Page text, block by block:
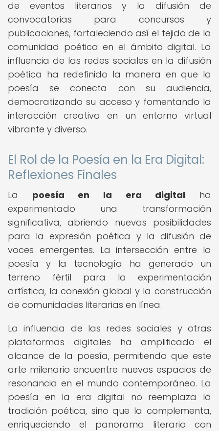
de eventos literarios y la difusión de
convocatorias para concursos y
publicaciones, fortaleciendo así el tejido de la
comunidad poética en el ámbito digital. La
influencia de las redes sociales en la difusión
poética ha redefinido la manera en que la
poesía se conecta con su audiencia,
democratizando su acceso y fomentando la
interacción creativa en un entorno virtual
vibrante y diverso.
El Rol de la Poesía en la Era Digital:
Reflexiones Finales
La poesía en la era digital ha
experimentado una transformación
significativa, abriendo nuevas posibilidades
para la expresión poética y la difusión de
voces emergentes. La intersección entre la
poesía y la tecnología ha generado un
terreno fértil para la experimentación
artística, la conexión global y la construcción
de comunidades literarias en línea.
La influencia de las redes sociales y otras
plataformas digitales ha amplificado el
alcance de la poesía, permitiendo que este
arte milenario encuentre nuevos espacios de
resonancia en el mundo contemporáneo. La
poesía en la era digital no reemplaza la
tradición poética, sino que la complementa,
enriqueciendo el panorama literario con